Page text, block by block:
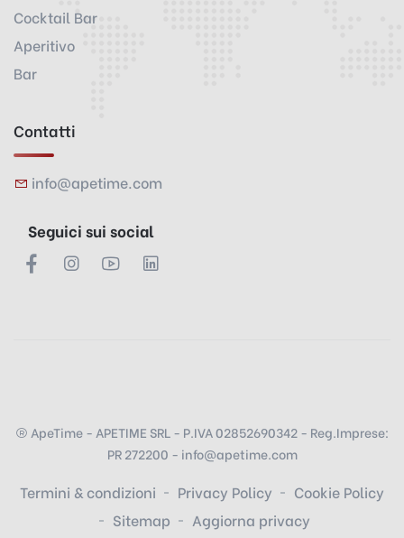
Cocktail Bar
Aperitivo
Bar
Contatti
info@apetime.com
Seguici sui social
ApeTime - APETIME SRL - P.IVA 02852690342 - Reg.Imprese:
PR 272200 - info@apetime.com
Termini & condizioni Privacy Policy
Cookie Policy
Sitemap
Aggiorna privacy